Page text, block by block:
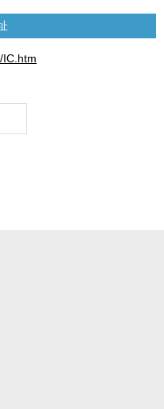
IC.htm